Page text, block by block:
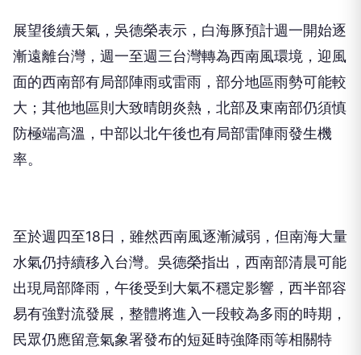
展望後續天氣，吳德榮表示，白海豚預計週一開始逐
漸遠離台灣，週一至週三台灣轉為西南風環境，迎風
面的西南部有局部陣雨或雷雨，部分地區雨勢可能較
大；其他地區則大致晴朗炎熱，北部及東南部仍須慎
防極端高溫，中部以北午後也有局部雷陣雨發生機
率。
至於週四至18日，雖然西南風逐漸減弱，但南海大量
水氣仍持續移入台灣。吳德榮指出，西南部清晨可能
出現局部降雨，午後受到大氣不穩定影響，西半部容
易有強對流發展，整體將進入一段較為多雨的時期，
民眾仍應留意氣象署發布的短延時強降雨等相關特